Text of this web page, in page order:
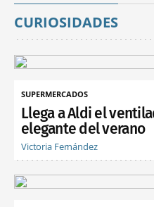
CURIOSIDADES
SUPERMERCADOS
Llega a Aldi el
elegante del verano
Victoria Fernández